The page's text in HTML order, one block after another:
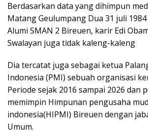
Berdasarkan data yang dihimpun
Matang Geulumpang Dua 31 juli
Alumi SMAN 2 Bireuen, karir Edi
Swalayan juga tidak kaleng-kaleng
Dia tercatat juga sebagai ketua
Indonesia (PMI) sebuah organisasi
Periode sejak 2016 sampai 2026 dan
memimpin Himpunan pengusaha
indonesia(HIPMI) Bireuen dengan
Umum.